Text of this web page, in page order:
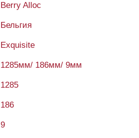
Berry Alloc
Бельгия
Exquisite
1285мм/ 186мм/ 9мм
1285
186
9